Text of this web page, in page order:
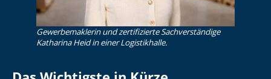
Gewerbemaklerin und zertifizierte Sachverständige
Katharina Heid in einer Logistikhalle.